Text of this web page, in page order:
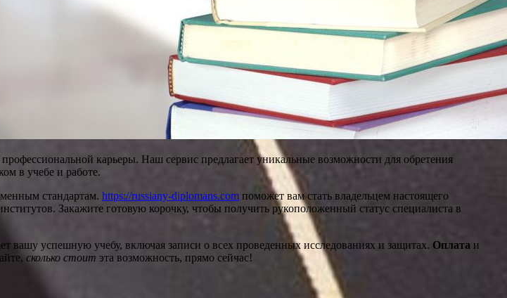
карьеры. Наш сервис предлагает уникальные возможности для обретения
в учебе и работе.
стандартам. https://russiany-diplomans.com поможет вам стать владельцем настоящего
Закажите готовую корочку, чтобы получить рукоположенный статус специалиста в
вашу успешную учебу, включая записи о всех проведенных исследованиях и защитах. Оплата и
сколько стоит эта возможность, прямо сейчас!